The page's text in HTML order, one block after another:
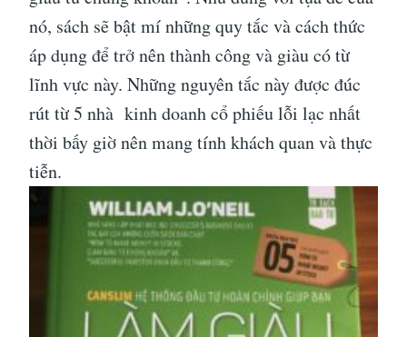
nó, sách sẽ bật mí những quy tắc và cách thức
áp dụng để trở nên thành công và giàu có từ
lĩnh vực này. Những nguyên tắc này được đúc
rút từ 5 nhà kinh doanh cổ phiếu lỗi lạc nhất
thời bấy giờ nên mang tính khách quan và thực
tiễn.